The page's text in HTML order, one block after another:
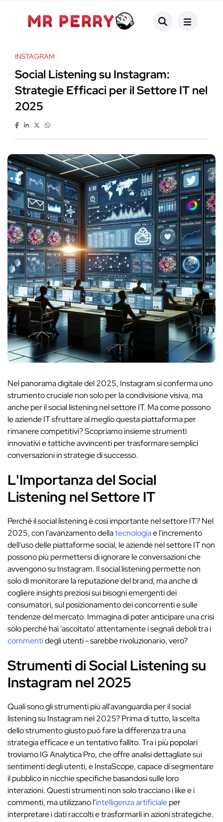
INSTAGRAM
Social Listening su Instagram:
Strategie Efficaci per il Settore IT nel
2025
Nel panorama digitale del 2025, Instagram si conferma uno
strumento cruciale non solo per la condivisione visiva, ma
anche per il social listening nel settore IT. Ma come possono
le aziende IT sfruttare al meglio questa piattaforma per
rimanere competitivi? Scopriamo insieme strumenti
innovativi e tattiche avvincenti per trasformare semplici
conversazioni in strategie di successo.
L'Importanza del Social
Listening nel Settore IT
Perché il social listening è così importante nel settore IT? Nel
2025, con l'avanzamento dellatecnologiae l'incremento
dell'uso delle piattaforme social, le aziende nel settore IT non
possono più permettersi di ignorare le conversazioni che
avvengono su Instagram. Il social listening permette non
solo di monitorare la reputazione del brand, ma anche di
cogliere insights preziosi sui bisogni emergenti dei
consumatori, sul posizionamento dei concorrenti e sulle
tendenze del mercato. Immagina di poter anticipare una crisi
solo perché hai 'ascoltato' attentamente i segnali deboli tra i
commentidegli utenti - sarebbe rivoluzionario, vero?
Strumenti di Social Listening su
Instagram nel 2025
Quali sono gli strumenti più all'avanguardia per il social
listening su Instagram nel 2025? Prima di tutto, la scelta
dello strumento giusto può fare la differenza tra una
strategia efficace e un tentativo fallito. Tra i più popolari
troviamo IG Analytica Pro, che offre analisi dettagliate sui
sentimenti degli utenti, e InstaScope, capace di segmentare
il pubblico in nicchie specifiche basandosi sulle loro
interazioni. Questi strumenti non solo tracciano i like e i
commenti, ma utilizzano l'intelligenza artificialeper
interpretare i dati raccolti e trasformarli in azioni strategiche.